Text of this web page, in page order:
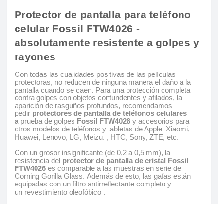
Protector de pantalla para teléfono
celular Fossil FTW4026 -
absolutamente resistente a golpes y
rayones
Con todas las cualidades positivas de las películas
protectoras, no reducen de ninguna manera el daño a la
pantalla cuando se caen. Para una protección completa
contra golpes con objetos contundentes y afilados, la
aparición de rasguños profundos, recomendamos
pedir protectores de pantalla de teléfonos celulares
a prueba de golpes Fossil FTW4026 y accesorios para
otros modelos de teléfonos y tabletas de Apple, Xiaomi,
Huawei, Lenovo, LG, Meizu. , HTC, Sony, ZTE, etc.
Con un grosor insignificante (de 0,2 a 0,5 mm), la
resistencia del protector de pantalla de cristal Fossil
FTW4026 es comparable a las muestras en serie de
Corning Gorilla Glass. Además de esto, las gafas están
equipadas con un filtro antirreflectante completo y
un revestimiento oleofóbico .